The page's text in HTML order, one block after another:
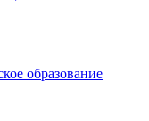
образование